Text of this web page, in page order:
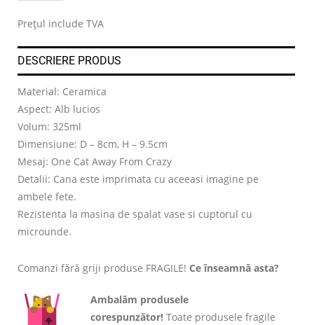
Prețul include TVA
DESCRIERE PRODUS
Material: Ceramica
Aspect: Alb lucios
Volum: 325ml
Dimensiune: D – 8cm, H – 9.5cm
Mesaj: One Cat Away From Crazy
Detalii: Cana este imprimata cu aceeasi imagine pe
ambele fete.
Rezistenta la masina de spalat vase si cuptorul cu
microunde.
Comanzi fără griji produse FRAGILE! Ce înseamnă asta?
Ambalăm produsele
corespunzător! Toate produsele fragile